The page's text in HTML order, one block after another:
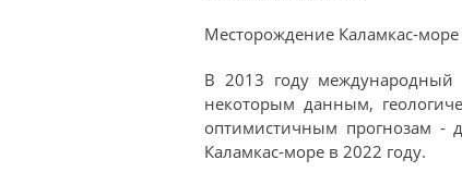
Месторождение Каламкас-море
В 2013 году международный
некоторым данным,
оптимистичным прогнозам -
Каламкас-море в 2022 году.